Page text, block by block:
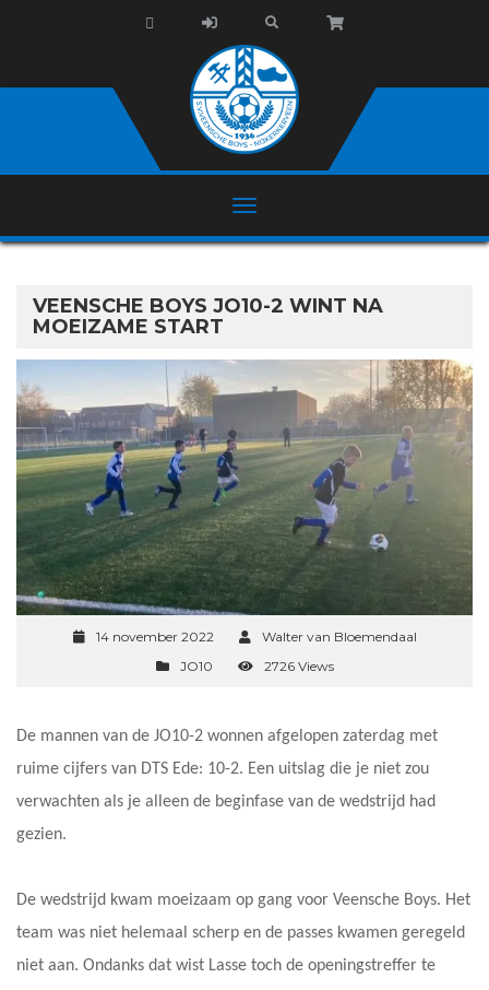
VEENSCHE BOYS JO10-2 WINT NA
MOEIZAME START
14 november 2022
Walter van Bloemendaal
JO10
2726 Views
De mannen van de JO10-2 wonnen afgelopen zaterdag met
ruime cijfers van DTS Ede: 10-2. Een uitslag die je niet zou
verwachten als je alleen de beginfase van de wedstrijd had
gezien.
De wedstrijd kwam moeizaam op gang voor Veensche Boys. Het
team was niet helemaal scherp en de passes kwamen geregeld
niet aan. Ondanks dat wist Lasse toch de openingstreffer te